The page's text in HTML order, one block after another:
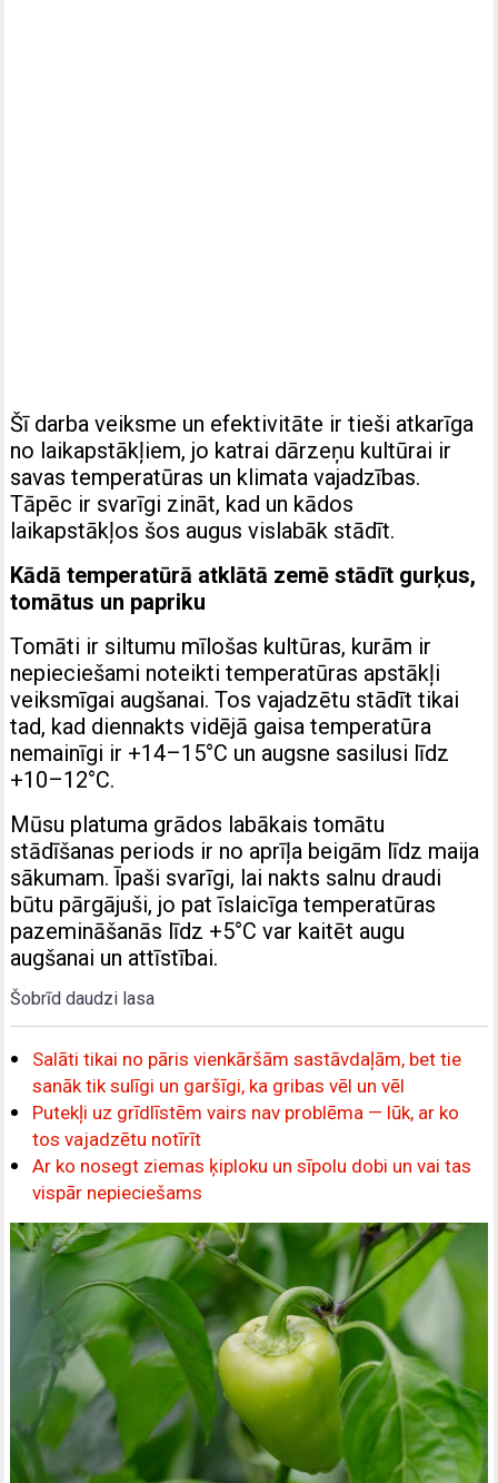
Šī darba veiksme un efektivitāte ir tieši atkarīga
no laikapstākļiem, jo ​​katrai dārzeņu kultūrai ir
savas temperatūras un klimata vajadzības.
Tāpēc ir svarīgi zināt, kad un kādos
laikapstākļos šos augus vislabāk stādīt.
Kādā temperatūrā atklātā zemē stādīt gurķus,
tomātus un papriku
Tomāti ir siltumu mīlošas kultūras, kurām ir
nepieciešami noteikti temperatūras apstākļi
veiksmīgai augšanai. Tos vajadzētu stādīt tikai
tad, kad diennakts vidējā gaisa temperatūra
nemainīgi ir +14–15°C un augsne sasilusi līdz
+10–12°C.
Mūsu platuma grādos labākais tomātu
stādīšanas periods ir no aprīļa beigām līdz maija
sākumam. Īpaši svarīgi, lai nakts salnu draudi
būtu pārgājuši, jo pat īslaicīga temperatūras
pazemināšanās līdz +5°C var kaitēt augu
augšanai un attīstībai.
Šobrīd daudzi lasa
Salāti tikai no pāris vienkāršām sastāvdaļām, bet tie
sanāk tik sulīgi un garšīgi, ka gribas vēl un vēl
Putekļi uz grīdlīstēm vairs nav problēma — lūk, ar ko
tos vajadzētu notīrīt
Ar ko nosegt ziemas ķiploku un sīpolu dobi un vai tas
vispār nepieciešams